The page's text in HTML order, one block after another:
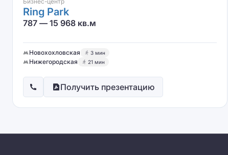
Ring Park
787 — 15 968 кв.м
Новохохловская 3 мин
Нижегородская 21 мин
Получить презентацию